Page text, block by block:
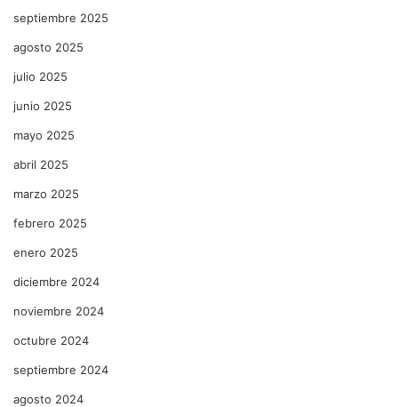
septiembre 2025
agosto 2025
julio 2025
junio 2025
mayo 2025
abril 2025
marzo 2025
febrero 2025
enero 2025
diciembre 2024
noviembre 2024
octubre 2024
septiembre 2024
agosto 2024